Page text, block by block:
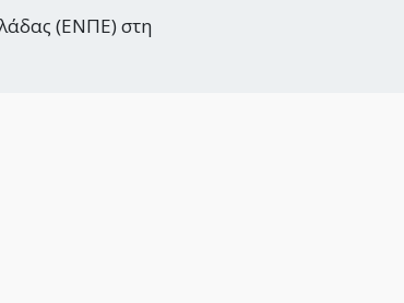
(ΕΝΠΕ) στη